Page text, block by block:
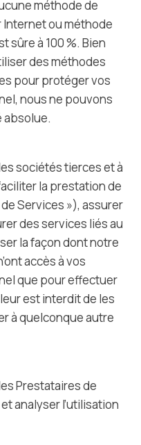
méthode de
ou méthode
sûre à 100 %. Bien
des méthodes
pour protéger vos
nous ne pouvons
absolue.
sociétés tierces et à
la prestation de
Services »), assurer
des services liés au
la façon dont notre
accès à vos
que pour effectuer
est interdit de les
à quelconque autre
Prestataires de
analyser l’utilisation